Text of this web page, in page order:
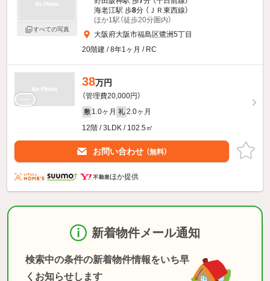
すべての写真
海老江駅 歩8分 （ＪＲ東西線）
ほか1駅（徒歩20分圏内）
大阪府大阪市福島区鷺洲5丁目
20階建 / 8年1ヶ月 / RC
38万円
（管理費20,000円）
敷 1.0ヶ月 礼 2.0ヶ月
12階 / 3LDK / 102.5㎡
お問い合わせ （無料）
ほか提供
新着物件メール通知
検索中の条件の新着物件情報をいち早
くお知らせします